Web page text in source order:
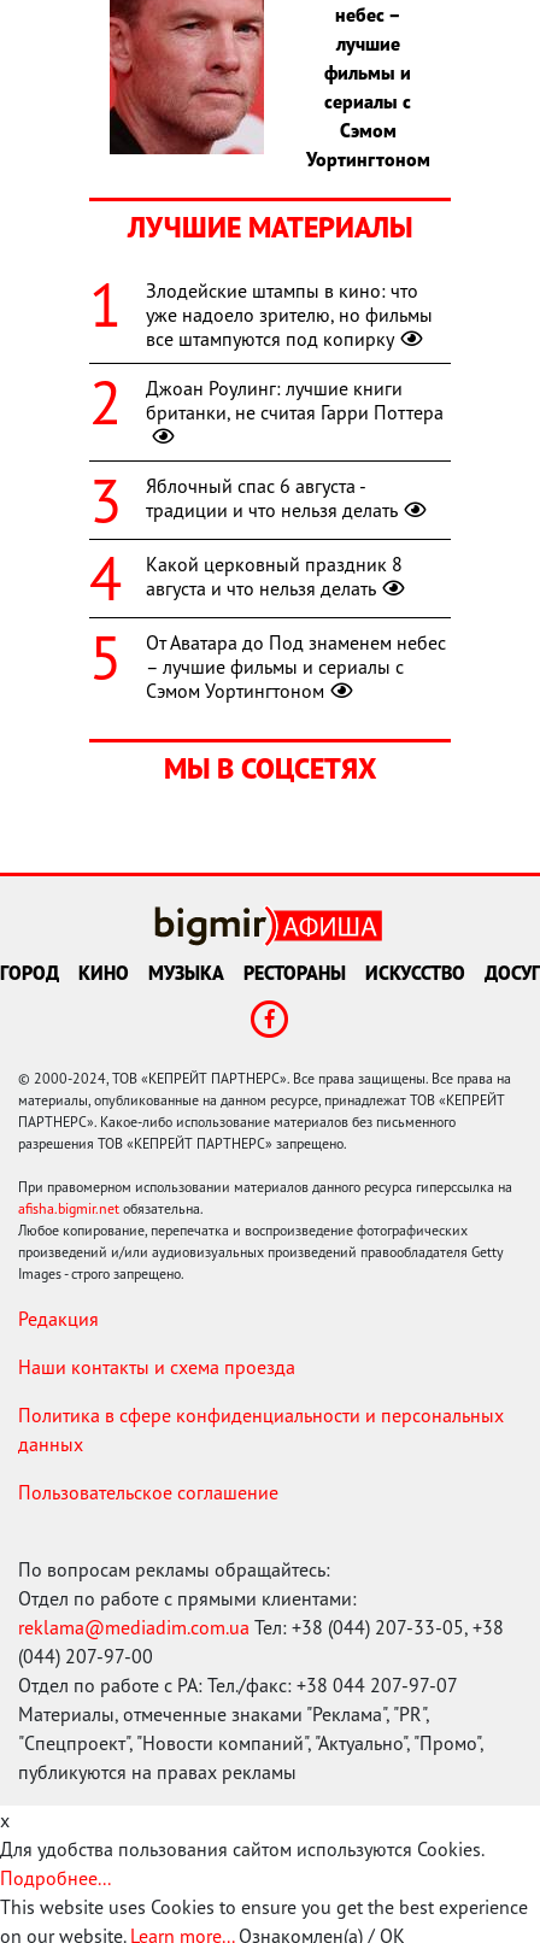
небес –
лучшие
фильмы и
сериалы с
Сэмом
Уортингтоном
ЛУЧШИЕ МАТЕРИАЛЫ
Злодейские штампы в кино: что
уже надоело зрителю, но фильмы
все штампуются под копирку
Джоан Роулинг: лучшие книги
британки, не считая Гарри Поттера
Яблочный спас 6 августа -
традиции и что нельзя делать
Какой церковный праздник 8
августа и что нельзя делать
От Аватара до Под знаменем небес
– лучшие фильмы и сериалы с
Сэмом Уортингтоном
МЫ В СОЦСЕТЯХ
ГОРОД КИНО МУЗЫКА РЕСТОРАНЫ ИСКУССТВО ДОСУГ
© 2000-2024, ТОВ «КЕПРЕЙТ ПАРТНЕРС». Все права защищены. Все права на
материалы, опубликованные на данном ресурсе, принадлежат ТОВ «КЕПРЕЙТ
ПАРТНЕРС». Какое-либо использование материалов без письменного
разрешения ТОВ «КЕПРЕЙТ ПАРТНЕРС» запрещено.
При правомерном использовании материалов данного ресурса гиперссылка на
afisha.bigmir.net обязательна.
Любое копирование, перепечатка и воспроизведение фотографических
произведений и/или аудиовизуальных произведений правообладателя Getty
Images - строго запрещено.
Редакция
Наши контакты и схема проезда
Политика в сфере конфиденциальности и персональных
данных
Пользовательское соглашение
По вопросам рекламы обращайтесь:
Отдел по работе с прямыми клиентами:
reklama@mediadim.com.ua Тел: +38 (044) 207-33-05, +38
(044) 207-97-00
Отдел по работе с РА: Тел./факс: +38 044 207-97-07
Материалы, отмеченные знаками "Реклама", "PR",
"Спецпроект", "Новости компаний", "Актуально", "Промо",
публикуются на правах рекламы
x
Для удобства пользования сайтом используются Cookies.
Подробнее...
This website uses Cookies to ensure you get the best experience
on our website. Learn more... Ознакомлен(а) / OK